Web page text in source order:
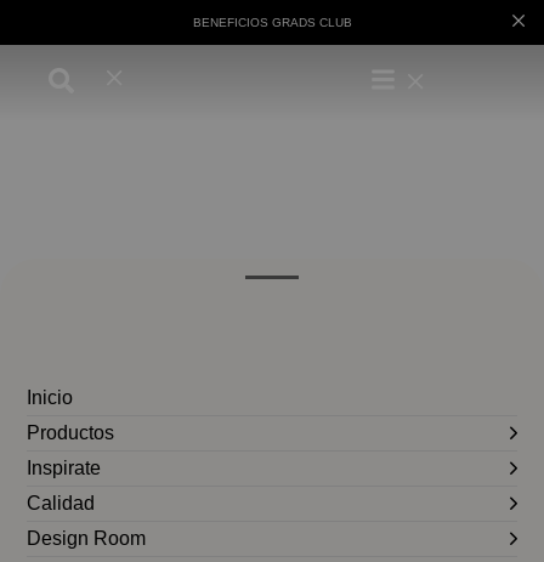
BENEFICIOS GRADS CLUB
Inicio
Productos
Inspirate
Calidad
Design Room